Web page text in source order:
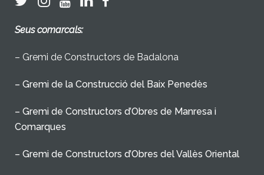
Seus comarcals:
– Gremi de Constructors de Badalona
– Gremi de la Construcció del Baix Penedès
– Gremi de Constructors d’Obres de Manresa i
Comarques
– Gremi de Constructors d’Obres del Vallès Oriental